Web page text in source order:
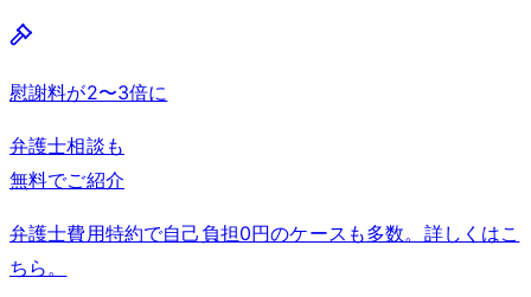
慰謝料が2〜3倍に
弁護士相談も
無料でご紹介
弁護士費用特約で自己負担0円のケースも多数。詳しくはこ
ちら。